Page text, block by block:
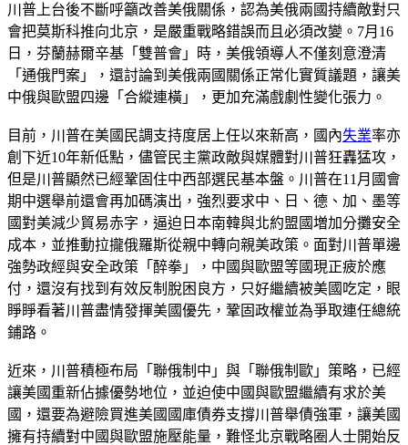
川普上台後不斷呼籲改善美俄關係，認為美俄兩國持續敵對只
會把莫斯科推向北京，是嚴重戰略錯誤而且必須改變。7月16
日，芬蘭赫爾辛基「雙普會」時，美俄領導人不僅刻意澄清
「通俄門案」，還討論到美俄兩國關係正常化實質議題，讓美
中俄與歐盟四邊「合縱連橫」，更加充滿戲劇性變化張力。
目前，川普在美國民調支持度居上任以來新高，國內失業率亦
創下近10年新低點，儘管民主黨政敵與媒體對川普狂轟猛攻，
但是川普顯然已經鞏固住中西部選民基本盤。川普在11月國會
期中選舉前還會再加碼演出，強烈要求中、日、德、加、墨等
國對美減少貿易赤字，逼迫日本南韓與北約盟國増加分攤安全
成本，並推動拉攏俄羅斯從親中轉向親美政策。面對川普單邊
強勢政經與安全政策「醉拳」，中國與歐盟等國現正疲於應
付，還沒有找到有效反制脫困良方，只好繼續被美國吃定，眼
睜睜看著川普盡情發揮美國優先，鞏固政權並為爭取連任總統
鋪路。
近來，川普積極布局「聯俄制中」與「聯俄制歐」策略，已經
讓美國重新佔據優勢地位，並迫使中國與歐盟繼續有求於美
國，還要為避險買進美國國庫債券支撐川普舉債強軍，讓美國
擁有持續對中國與歐盟施壓能量，難怪北京戰略圈人士開始反